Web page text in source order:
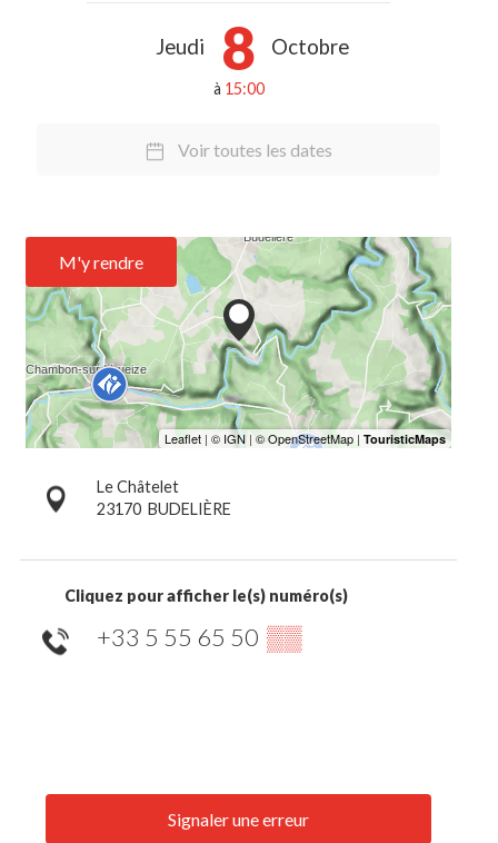
Jeudi 8 Octobre
à 15:00
Voir toutes les dates
M'y rendre
Le Châtelet
23170 BUDELIÈRE
Cliquez pour afficher le(s) numéro(s)
+33 5 55 65 50 ▒▒
Signaler une erreur